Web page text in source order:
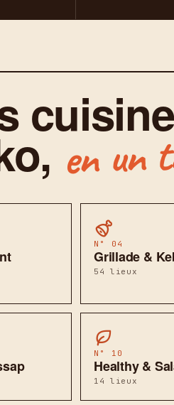
en un
N° 04
Grillade &
54 lieux
N° 10
Healthy &
14 lieux